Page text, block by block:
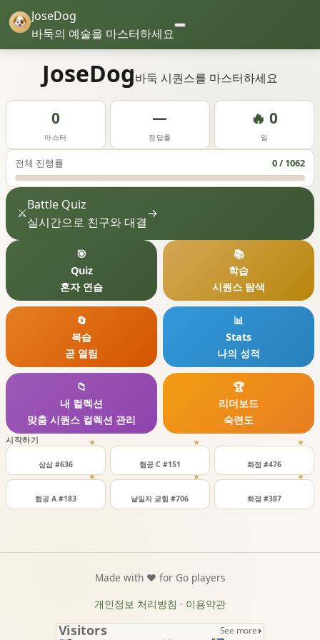
JoseDog
바둑의 예술을 마스터하세요
JoseDog바둑 시퀀스를 마스터하세요
0
마스터
—
정답률
🔥 0
일
전체 진행률 0 / 1062
⚔️
Battle Quiz
실시간으로 친구와 대결
→
시작하기 ★
삼삼 #636
★
협공 C #151
★
화점 #476
★
협공 A #183
★
날일자 굳힘 #706
★
화점 #387
🎯
Quiz
혼자 연습
📚
학습
시퀀스 탐색
🔄
복습
곧 열림
📊
Stats
나의 성적
📁
내 컬렉션
맞춤 시퀀스 컬렉션 관리
🏆
리더보드
숙련도
Made with ❤️ for Go players
개인정보 처리방침 · 이용약관